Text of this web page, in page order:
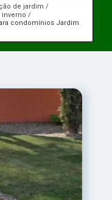
de jardim
condomínios Jardim